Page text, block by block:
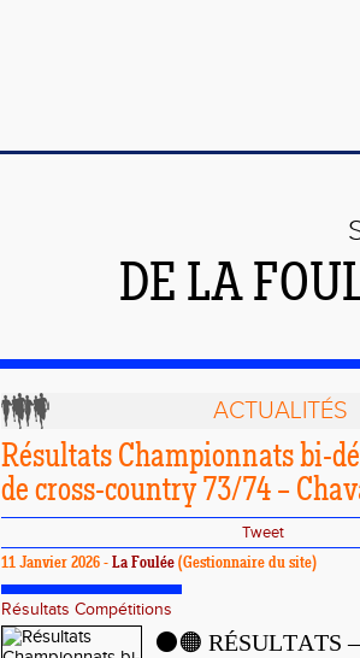
DE LA
ACTUALITÉS
Résultats Championnats bi-
de cross-country 73/74 –
Tweet
11 Janvier 2026 - La Foulée (Gestionnaire du site)
Résultats Compétitions
⚫️🟠 RÉSULTATS